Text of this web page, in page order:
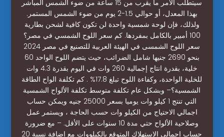
سيتطلب الأمر ما يقرب من 15 ساعة من ضوء الشمس المباشر
بهذا المعدل، أو حوالي 1.5-2 يوم من ضوء الشمس المستمر.
ولذلك، فإن لوحة شمسية واحدة لن تكون كافية لشحن بطارية
100 أمبير بالكامل بمفردها. كم سعر اللوح الشمسي في مصر؟
سعر اللوح الشمسى في الهيئة العربية للتصنيع في مصر 2024
بنحو 2690 جنيها شامل الضرائب، حيث يتضم اللوح الواحد 60
خلية، بقدرة انتاج إجمالية 260 وات في اليوم بقدرة 4.3 وات
للخلية الواحدة، وكفاءة اللوح تبلغ 17.8% . كم تكلفة الواح الطاقة
الشمسية؟– وبشكل عام تكلفة متوسط تكلفة الألواح الشمسية
التي تنتج 1 كيلو وات يوميا بسعر 25000 جنيه ويمكن حساب
اجمالي الاحتياج من الكيلو وات حسب الحاجة ، ويستمر عمل
وصلاحية الألواح حتي مدة 10 سنوات على الأقل. – مع ضرورة
حساب إجمالي الاستهلاك المتوقع بالكيلووات مع إضافة نسبة 20